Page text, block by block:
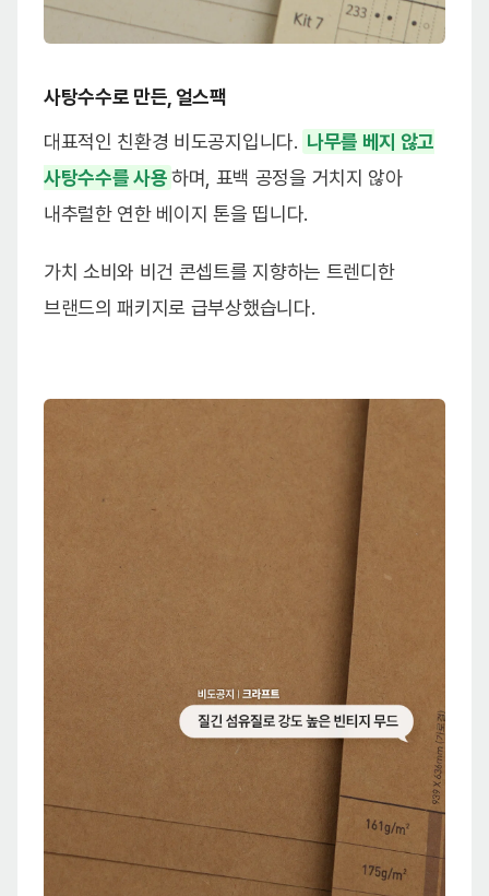
사탕수수로 만든, 얼스팩
대표적인 친환경 비도공지입니다. 나무를 베지 않고
사탕수수를 사용하며, 표백 공정을 거치지 않아
내추럴한 연한 베이지 톤을 띱니다.
가치 소비와 비건 콘셉트를 지향하는 트렌디한
브랜드의 패키지로 급부상했습니다.